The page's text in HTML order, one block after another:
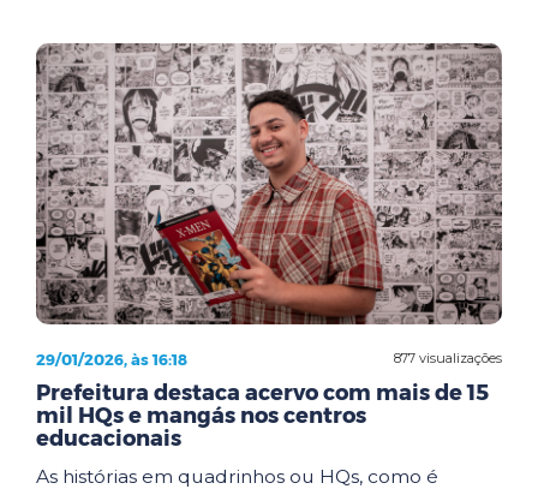
877 visualizações
29/01/2026, às 16:18
Prefeitura destaca acervo com mais de 15
mil HQs e mangás nos centros
educacionais
As histórias em quadrinhos ou HQs, como é